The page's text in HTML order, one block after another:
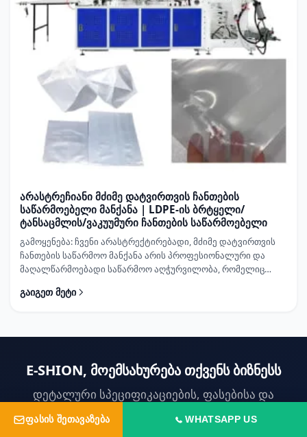
არასტრეჩიანი მძიმე დატვირთვის ჩანთების
საწარმოებელი მანქანა | LDPE-ის ბრტყელი/
ტანსაცმლის/ვაკუუმური ჩანთების საწარმოებელი
გამოყენება: ჩვენი არასტრექტირებადი, მძიმე დატვირთვის
ჩანთების საწარმოო მანქანა არის პროფესიონალური და
მაღალწარმოებადი საწარმოო აღჭურვილობა, რომელიც
სცენარებისთვის....
გაიგეთ მეტი
E-SHION, მოემსახურება თქვენს ბიზნესს
დეტალური სპეციფიკაციების, ფასებისა და
მორგების ვარიანტებისთვის დაუკავშირდით ჩვენს
ᲤᲐᲡᲘᲡ ᲨᲔᲗᲐᲕᲐᲖᲔᲑᲐ WHATSAPP US